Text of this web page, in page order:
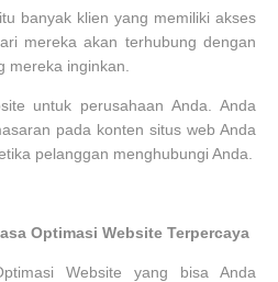
banyak klien yang memiliki akses
mereka akan terhubung dengan
mereka inginkan.
untuk perusahaan Anda. Anda
pada konten situs web Anda
pelanggan menghubungi Anda.
Optimasi Website Terpercaya
Website yang bisa Anda